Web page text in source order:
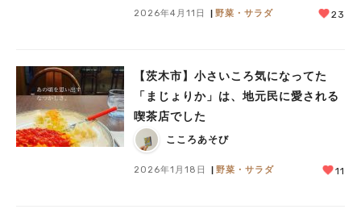
2026年4月11日 野菜・サラダ 23
【茨木市】小さいころ気になってた
「まじょりか」は、地元民に愛される
喫茶店でした
こころあそび
2026年1月18日 野菜・サラダ 11